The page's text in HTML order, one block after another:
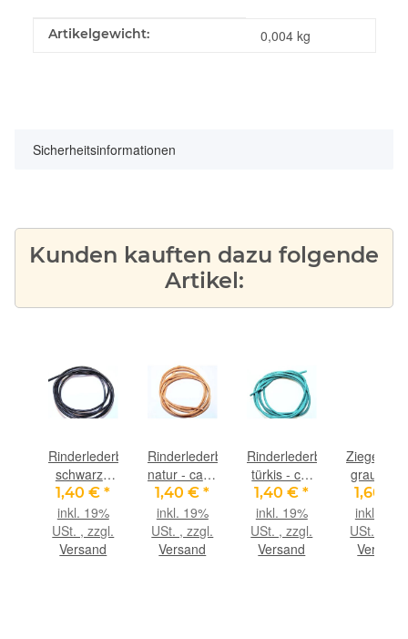
Produkteigenschaft
Wert
Artikelgewicht: 0,004 kg
Sicherheitsinformationen
Kunden kauften dazu folgende
Artikel:
Rinderlederband
schwarz -
ca. 2 mm
Durchm.,
ca. 1 m
lang
1,40 €*
inkl. 19%
USt. , zzgl.
Versand
Rinderlederband
natur - ca. 2
mm
Durchm.,
ca. 1 m
lang
1,40 €*
inkl. 19%
USt. , zzgl.
Versand
Rinderlederband
türkis - ca.
2 mm
Durchm.,
ca. 1 m
lang
1,40 €*
inkl. 19%
USt. , zzgl.
Versand
grau
weich),
1,4 mm
Durchm.,
ca. 1 m
1,60 €
inkl. 19%
USt. ,
Versand